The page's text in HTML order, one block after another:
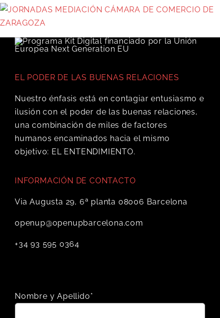
EL PODER DE LAS BUENAS RELACIONES
Nuestro énfasis está en contagiar entusiasmo e
ilusión con el poder de las buenas relaciones,
una combinación de miles de factores
humanos encaminados hacia el mismo
objetivo: EL ENTENDIMIENTO.
INFORMACIÓN DE CONTACTO
Via Augusta 29, 6ª planta 08006 Barcelona
openup@openupbarcelona.com
+34 93 595 0364
Nombre y Apellido*